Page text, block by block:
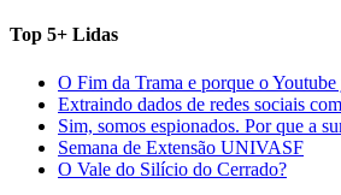
Top 5+ Lidas
O Fim da Trama e porque o
Extraindo dados de redes sociais
Sim, somos espionados. Por que a
Semana de Extensão UNIVASF
O Vale do Silício do Cerrado?